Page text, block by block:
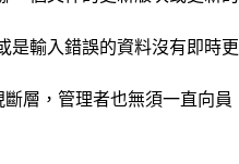
是輸入錯誤的資料沒有即時更
層，管理者也無須一直向員